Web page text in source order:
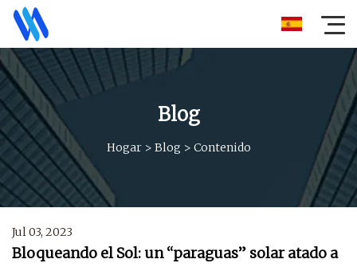
Blog
Hogar> Blog > Contenido
Jul 03, 2023
Bloqueando el Sol: un “paraguas” solar atado a